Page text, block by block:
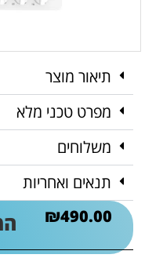
תיאור מוצר
מפרט טכני מלא
משלוחים
תנאים ואחריות
₪490.00